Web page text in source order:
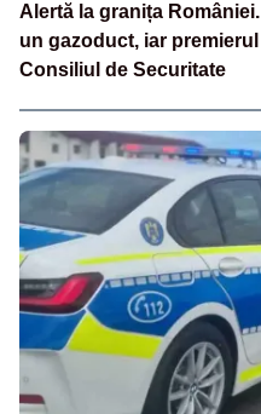
Alertă la granița
un gazoduct, iar
Consiliul de Securitate